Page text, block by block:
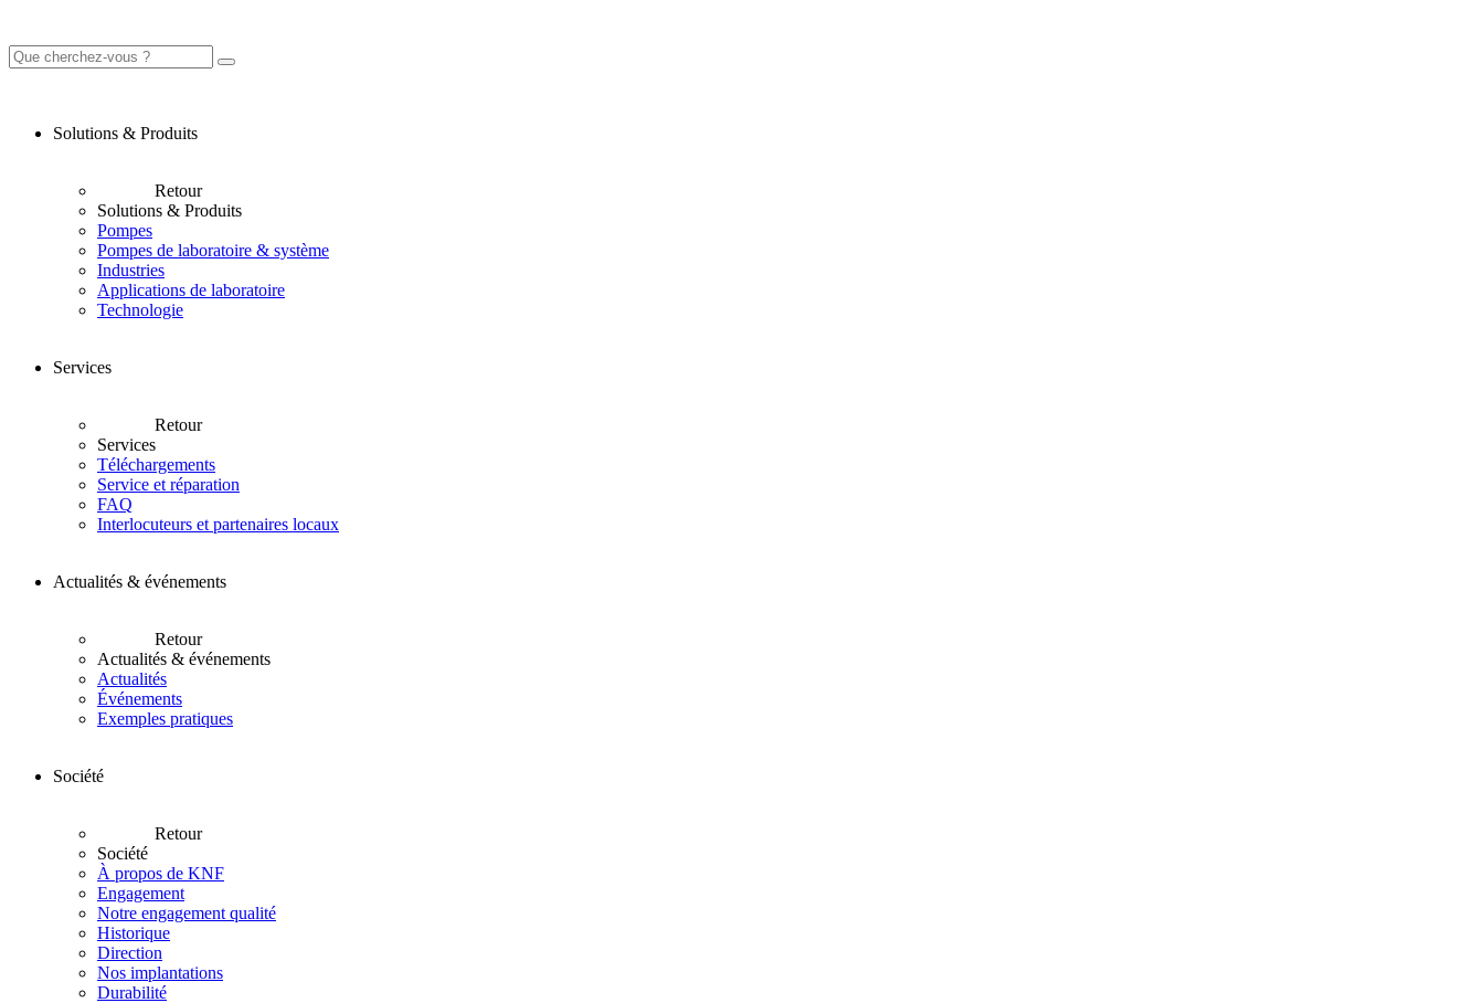
Solutions & Produits
Retour
Solutions & Produits
Pompes
Pompes de laboratoire & système
Industries
Applications de laboratoire
Technologie
Services
Retour
Services
Téléchargements
Service et réparation
FAQ
Interlocuteurs et partenaires locaux
Actualités & événements
Retour
Actualités & événements
Actualités
Événements
Exemples pratiques
Société
Retour
Société
À propos de KNF
Engagement
Notre engagement qualité
Historique
Direction
Nos implantations
Durabilité